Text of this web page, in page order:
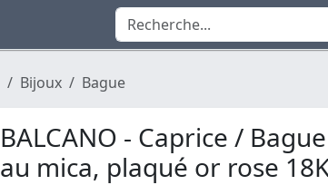
Bijoux Bague
BALCANO - Caprice /
au mica, plaqué or rose